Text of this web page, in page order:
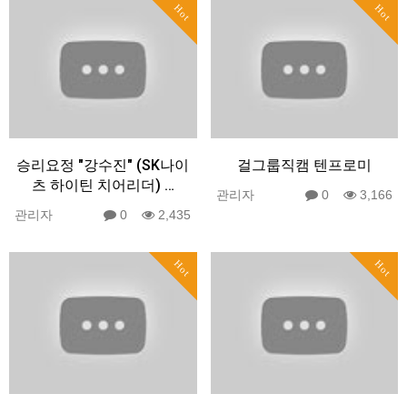
Hot
승리요정 "강수진" (SK나이
츠 하이틴 치어리더) …
관리자 0 2,435
Hot
걸그룹직캠 텐프로미
관리자 0 3,166
Hot Hot